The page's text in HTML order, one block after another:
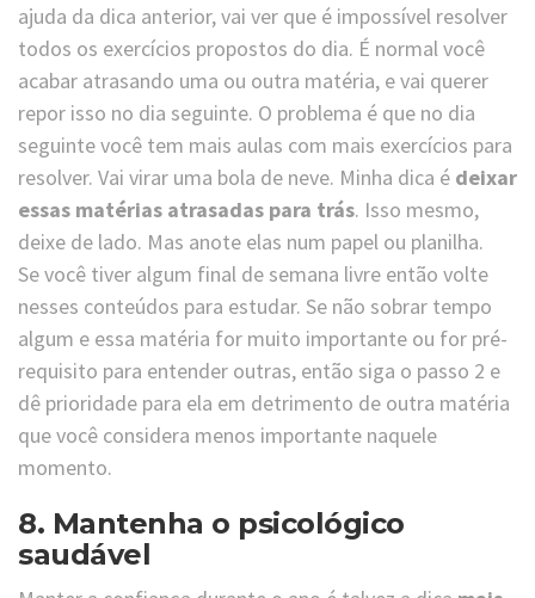
ajuda da dica anterior, vai ver que é impossível resolver
todos os exercícios propostos do dia. É normal você
acabar atrasando uma ou outra matéria, e vai querer
repor isso no dia seguinte. O problema é que no dia
seguinte você tem mais aulas com mais exercícios para
resolver. Vai virar uma bola de neve. Minha dica é deixar
essas matérias atrasadas para trás. Isso mesmo,
deixe de lado. Mas anote elas num papel ou planilha.
Se você tiver algum final de semana livre então volte
nesses conteúdos para estudar. Se não sobrar tempo
algum e essa matéria for muito importante ou for pré-
requisito para entender outras, então siga o passo 2 e
dê prioridade para ela em detrimento de outra matéria
que você considera menos importante naquele
momento.
8. Mantenha o psicológico
saudável